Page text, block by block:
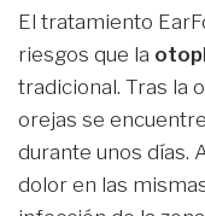
El tratamiento
riesgos que la
tradicional. Tras la
orejas se
durante unos días.
dolor en las